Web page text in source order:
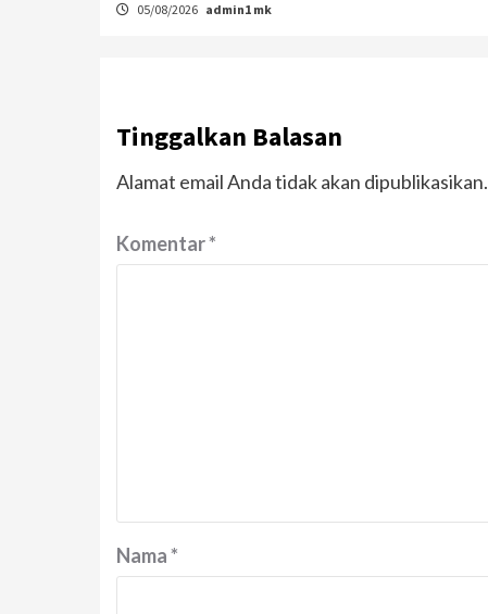
05/08/2026 admin1 mk
Tinggalkan Balasan
Alamat email Anda tidak akan dipublikasikan.
Komentar*
Nama*